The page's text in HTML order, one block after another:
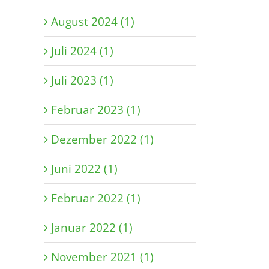
August 2024 (1)
Juli 2024 (1)
Juli 2023 (1)
Februar 2023 (1)
Dezember 2022 (1)
Juni 2022 (1)
Februar 2022 (1)
Januar 2022 (1)
November 2021 (1)